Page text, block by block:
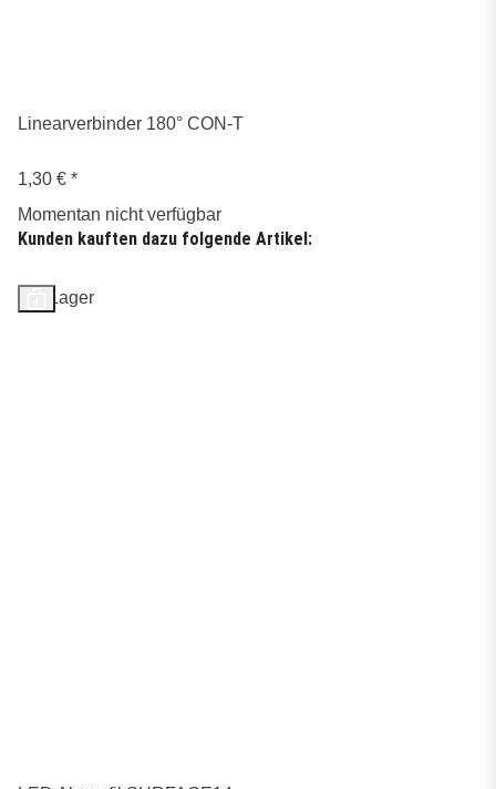
Linearverbinder 180° CON-T
1,30 € *
Momentan nicht verfügbar
Kunden kauften dazu folgende Artikel:
Auf Lager